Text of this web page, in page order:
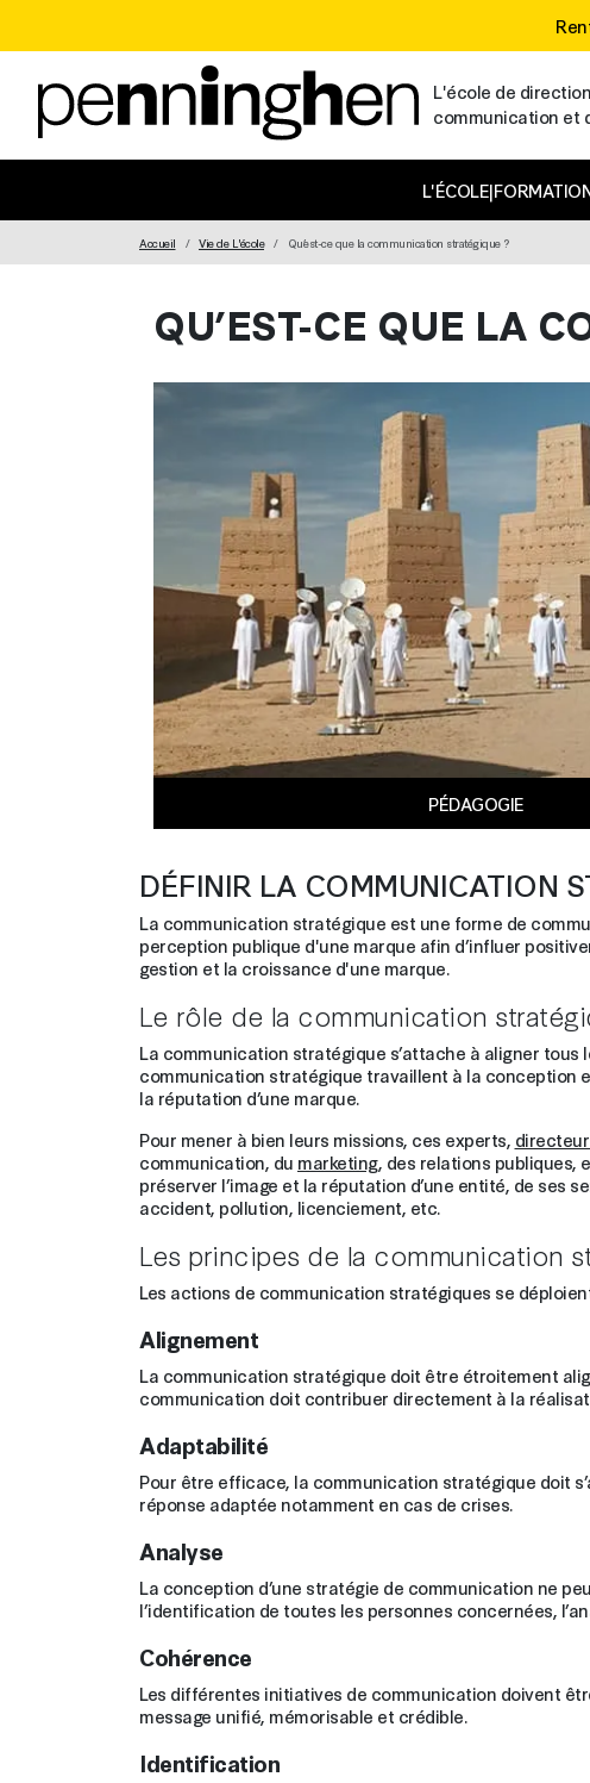
L'école de
communication et
L'ÉCOLE|
Accueil Vie de L'école Qu’est-ce que la communication stratégique ?
QU’EST-CE QUE LA
PÉDAGOGIE
DÉFINIR LA COMMUNICATION
La communication stratégique est une forme de
perception publique d'une marque afin d’influer
gestion et la croissance d'une marque.
Le rôle de la communication
La communication stratégique s’attache à aligner
communication stratégique travaillent à la conception
la réputation d’une marque.
Pour mener à bien leurs missions, ces experts,
communication, du marketing, des relations publiques,
préserver l’image et la réputation d’une entité, de ses
accident, pollution, licenciement, etc.
Les principes de la communication
Les actions de communication stratégiques se
Alignement
La communication stratégique doit être étroitement
communication doit contribuer directement à la
Adaptabilité
Pour être efficace, la communication stratégique doit
réponse adaptée notamment en cas de crises.
Analyse
La conception d’une stratégie de communication ne
l’identification de toutes les personnes concernées,
Cohérence
Les différentes initiatives de communication doivent
message unifié, mémorisable et crédible.
Identification